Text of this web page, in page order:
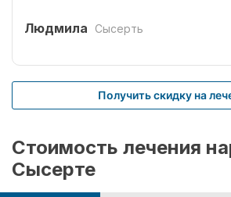
Страшно подумать, что было
Людмила Сысерть
Получить скидку на
Стоимость лечения
Сысерте